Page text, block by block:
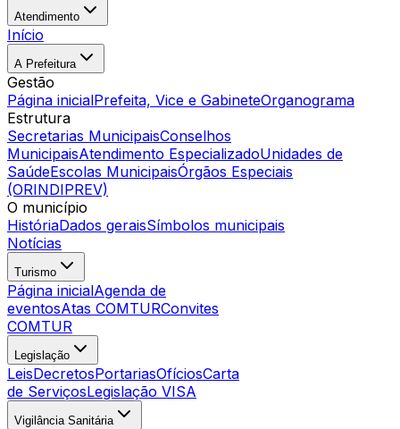
Atendimento
Início
A Prefeitura
Gestão
Página inicialPrefeita, Vice e GabineteOrganograma
Estrutura
Secretarias MunicipaisConselhos
MunicipaisAtendimento EspecializadoUnidades de
SaúdeEscolas MunicipaisÓrgãos Especiais
(ORINDIPREV)
O município
HistóriaDados geraisSímbolos municipais
Notícias
Turismo
Página inicialAgenda de
eventosAtas COMTURConvites
COMTUR
Legislação
LeisDecretosPortariasOfíciosCarta
de ServiçosLegislação VISA
Vigilância Sanitária